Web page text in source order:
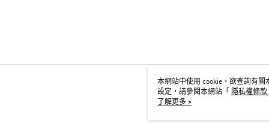
本網站中使用 cookie，欲查詢有關
設定，請參閱本網站「
隱私權條款
用 cookie。
了解更多 >